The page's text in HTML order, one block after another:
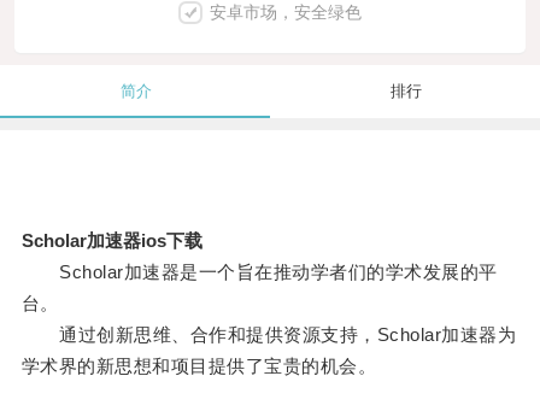
安卓市场，安全绿色
简介 排行
Scholar加速器ios下载
Scholar加速器是一个旨在推动学者们的学术发展的平
台。
通过创新思维、合作和提供资源支持，Scholar加速器为
学术界的新思想和项目提供了宝贵的机会。